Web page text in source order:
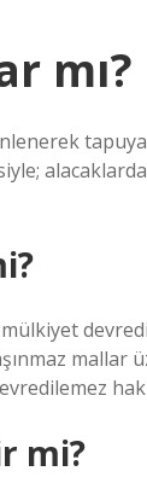
mı?
mallar
mi?